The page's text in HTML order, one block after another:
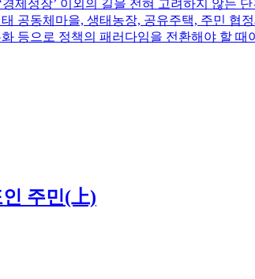
제성장’ 이외의 길을 전혀 고려하지 않는
공동체마을, 생태농장, 공유주택, 주민 협
등으로 정책의 패러다임을 전환해야 할 때
주민(上)